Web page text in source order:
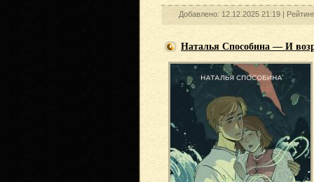
Добавлено: 12.12.2025 21:19 |
Наталья Способина — И